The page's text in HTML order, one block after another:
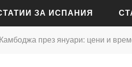
ЗА ИСПАНИЯ
през януари: цени и